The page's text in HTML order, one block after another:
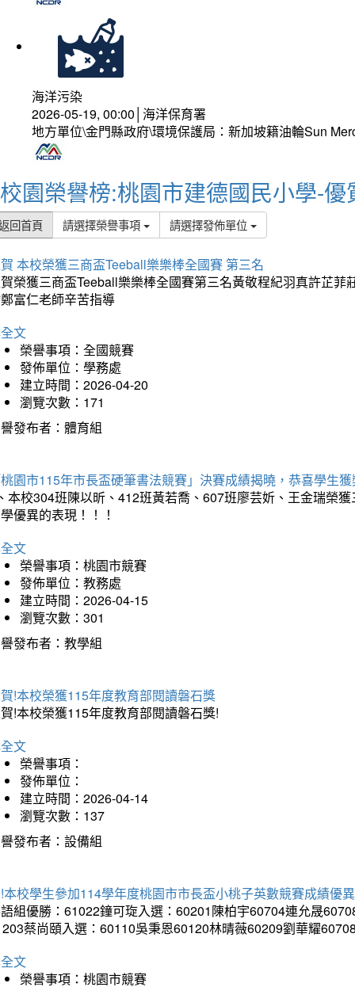
海洋污染
2026-05-19, 00:00│海洋保育署
地方單位\金門縣政府\環境保護局：新加坡籍油輪Sun
校園榮譽榜:桃園市建德國民小學-優
回首頁 請選擇榮譽事項 請選擇發佈單位
本校榮獲三商盃Teeball樂樂棒全國賽 第三名
榮獲三商盃Teeball樂樂棒全國賽第三名黃敬程紀羽真許芷
富仁老師辛苦指導
文
榮譽事項：全國競賽
發佈單位：學務處
建立時間：2026-04-20
瀏覽次數：171
發布者：體育組
園市115年市長盃硬筆書法競賽」決賽成績揭曉，恭喜學生
本校304班陳以昕、412班黃若喬、607班廖芸妡、王金瑞榮
優異的表現！！！
文
榮譽事項：桃園市競賽
發佈單位：教務處
建立時間：2026-04-15
瀏覽次數：301
發布者：教學組
!本校榮獲115年度教育部閱讀磐石獎
!本校榮獲115年度教育部閱讀磐石獎!
文
榮譽事項：
發佈單位：
建立時間：2026-04-14
瀏覽次數：137
發布者：設備組
本校學生參加114學年度桃園市市長盃小桃子英數競賽成績優
組優勝：61022鐘可琁入選：60201陳柏宇60704連允晟
蔡尚頤入選：60110吳秉恩60120林晴薇60209劉華耀
文
榮譽事項：桃園市競賽